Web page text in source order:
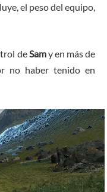
el peso del equipo,
deSamy en más de
no haber tenido en